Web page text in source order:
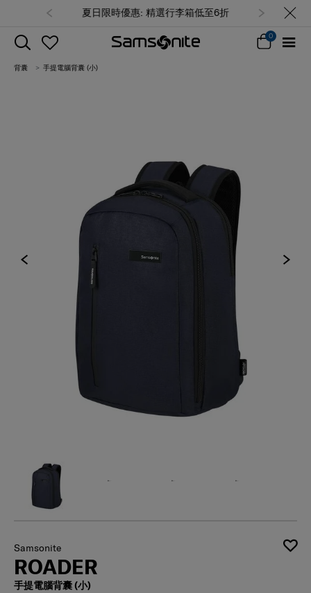
夏日限時優惠: 精選行李箱低至6折
0
背囊 手提電腦背囊 (小)
Samsonite
ROADER
手提電腦背囊 (小)